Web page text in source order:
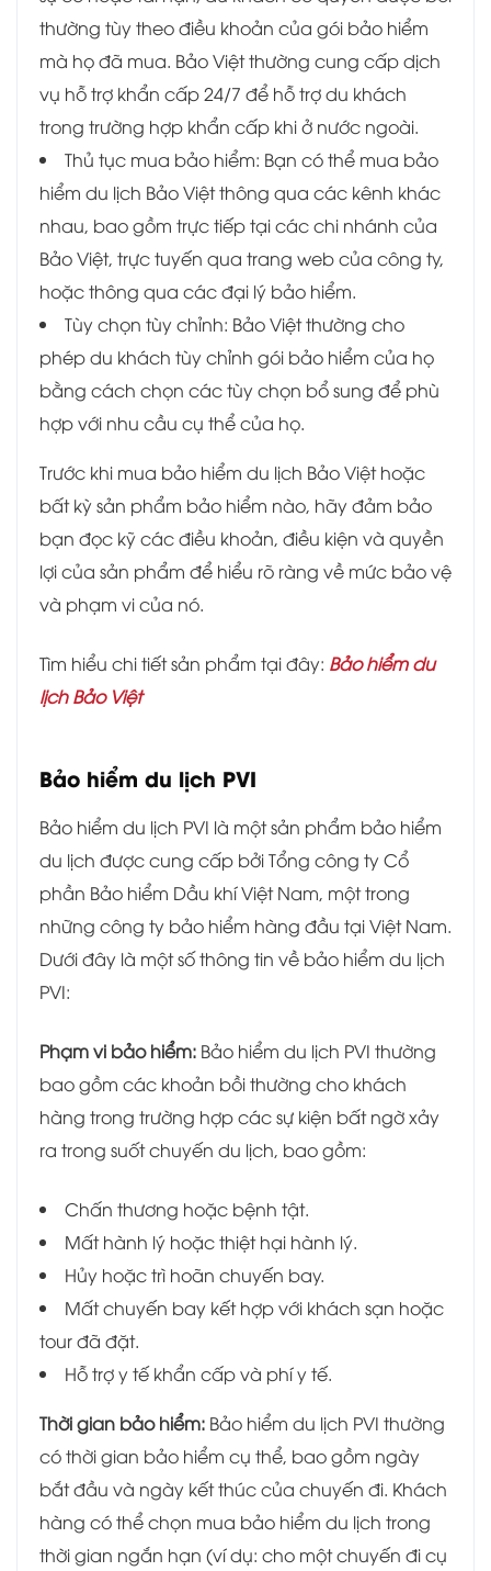
thường tùy theo điều khoản của gói bảo hiểm
mà họ đã mua. Bảo Việt thường cung cấp dịch
vụ hỗ trợ khẩn cấp 24/7 để hỗ trợ du khách
trong trường hợp khẩn cấp khi ở nước ngoài.
Thủ tục mua bảo hiểm: Bạn có thể mua bảo
hiểm du lịch Bảo Việt thông qua các kênh khác
nhau, bao gồm trực tiếp tại các chi nhánh của
Bảo Việt, trực tuyến qua trang web của công ty,
hoặc thông qua các đại lý bảo hiểm.
Tùy chọn tùy chỉnh: Bảo Việt thường cho
phép du khách tùy chỉnh gói bảo hiểm của họ
bằng cách chọn các tùy chọn bổ sung để phù
hợp với nhu cầu cụ thể của họ.
Trước khi mua bảo hiểm du lịch Bảo Việt hoặc
bất kỳ sản phẩm bảo hiểm nào, hãy đảm bảo
bạn đọc kỹ các điều khoản, điều kiện và quyền
lợi của sản phẩm để hiểu rõ ràng về mức bảo vệ
và phạm vi của nó.
Tìm hiểu chi tiết sản phẩm tại đây: Bảo hiểm du
lịch Bảo Việt
Bảo hiểm du lịch PVI
Bảo hiểm du lịch PVI là một sản phẩm bảo hiểm
du lịch được cung cấp bởi Tổng công ty Cổ
phần Bảo hiểm Dầu khí Việt Nam, một trong
những công ty bảo hiểm hàng đầu tại Việt Nam.
Dưới đây là một số thông tin về bảo hiểm du lịch
PVI:
Phạm vi bảo hiểm: Bảo hiểm du lịch PVI thường
bao gồm các khoản bồi thường cho khách
hàng trong trường hợp các sự kiện bất ngờ xảy
ra trong suốt chuyến du lịch, bao gồm:
Chấn thương hoặc bệnh tật.
Mất hành lý hoặc thiệt hại hành lý.
Hủy hoặc trì hoãn chuyến bay.
Mất chuyến bay kết hợp với khách sạn hoặc
tour đã đặt.
Hỗ trợ y tế khẩn cấp và phí y tế.
Thời gian bảo hiểm: Bảo hiểm du lịch PVI thường
có thời gian bảo hiểm cụ thể, bao gồm ngày
bắt đầu và ngày kết thúc của chuyến đi. Khách
hàng có thể chọn mua bảo hiểm du lịch trong
thời gian ngắn hạn (ví dụ: cho một chuyến đi cụ